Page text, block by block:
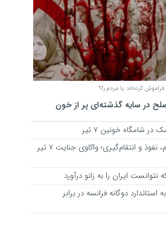
فراموش کرده‌اند یا مردم را؟
در سایه گذشته‌ای پر از خون
در شامگاه خونین 7 تیر
تروریسم، نفوذ و انتقام‌گیری؛ واکاوی جنایت ۷ تیر
نتوانست ایران را به زانو درآورد
استاندارد دوگانه فرانسه در برابر